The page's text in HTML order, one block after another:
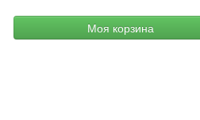
Моя корзина